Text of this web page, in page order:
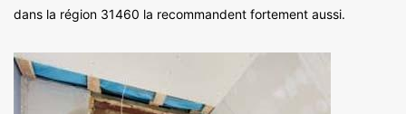
dans la région 31460 la recommandent fortement aussi.